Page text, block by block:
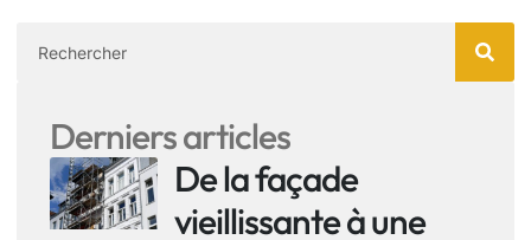
Derniers articles
De la façade
vieillissante à une